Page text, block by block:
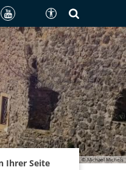
© Michael Michels
Ihrer Seite